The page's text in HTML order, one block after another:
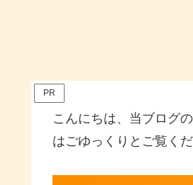
PR
こんにちは、当ブログ
はごゆっくりとご覧くだ